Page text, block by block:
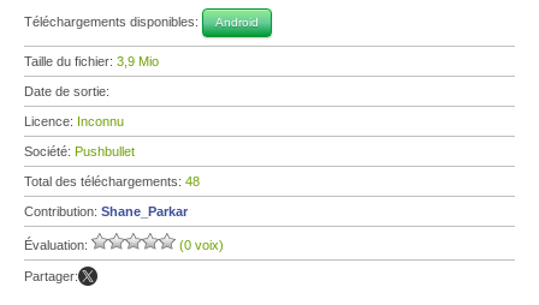
Téléchargements disponibles: Android
Taille du fichier: 3,9 Mio
Date de sortie:
Licence: Inconnu
Société: Pushbullet
Total des téléchargements: 48
Contribution: Shane_Parkar
Évaluation: (0 voix)
Partager: